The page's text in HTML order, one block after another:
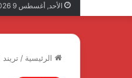
الأحد, أغسطس 9 2026
الرئيسية / تريند